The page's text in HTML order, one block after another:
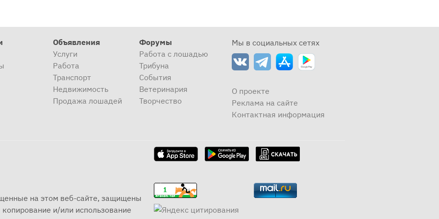
Объявления
Услуги
Работа
Транспорт
Недвижимость
Продажа лошадей
Форумы
Работа с лошадью
Трибуна
События
Ветеринария
Творчество
Мы в социальных сетях
О проекте
Реклама на сайте
Контактная информация
на этом веб-сайте, защищены
и/или использование